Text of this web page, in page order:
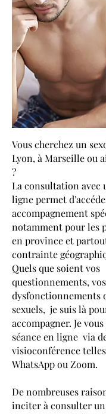
Vous cherchez un
Lyon, à Marseille ou
?
La consultation avec
ligne permet
accompagnement
notamment pour les
en province et
contrainte
Quels que soient vos
questionnements, vos
dysfonctionnements
sexuels, je suis là
accompagner. Je
séance en ligne via
visioconférence
WhatsApp ou Zoom.
De nombreuses
inciter à consulter un